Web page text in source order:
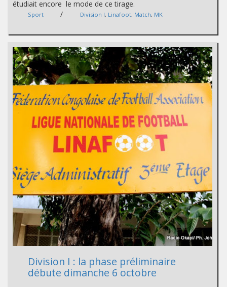
étudiait encore le mode de ce tirage.
Sport / Division I, Linafoot, Match, MK
Division I : la phase préliminaire
débute dimanche 6 octobre